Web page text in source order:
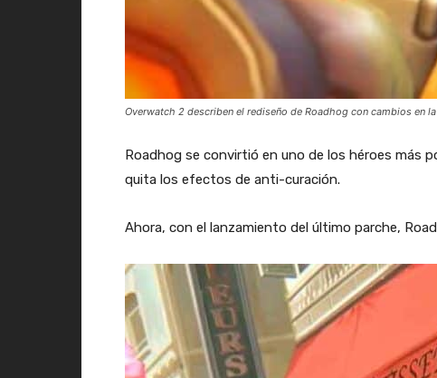
Overwatch 2 describen el rediseño de Roadhog con cambios en
Roadhog se convirtió en uno de los héroes más
quita los efectos de anti-curación.
Ahora, con el lanzamiento del último parche,